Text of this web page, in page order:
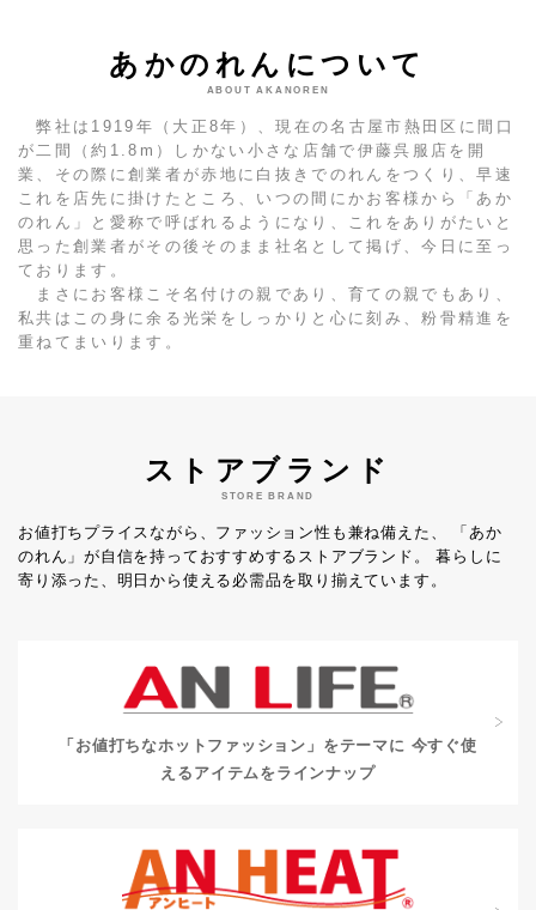
あかのれんについて
ABOUT AKANOREN
弊社は1919年（大正8年）、現在の名古屋市熱田区に間口
が二間（約1.8m）しかない小さな店舗で伊藤呉服店を開
業、その際に創業者が赤地に白抜きでのれんをつくり、早速
これを店先に掛けたところ、いつの間にかお客様から「あか
のれん」と愛称で呼ばれるようになり、これをありがたいと
思った創業者がその後そのまま社名として掲げ、今日に至っ
ております。
まさにお客様こそ名付けの親であり、育ての親でもあり、
私共はこの身に余る光栄をしっかりと心に刻み、粉骨精進を
重ねてまいります。
ストアブランド
STORE BRAND
お値打ちプライスながら、ファッション性も兼ね備えた、
「あか
のれん」が自信を持っておすすめするストアブランド。
暮らしに
寄り添った、明日から使える必需品を取り揃えています。
「お値打ちなホットファッション」をテーマに 今すぐ使
えるアイテムをラインナップ